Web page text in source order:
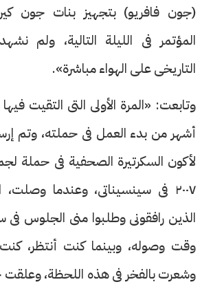
(جون فافريو) بتجهيز بنات جون
المؤتمر فى الليلة التالية، ولم
التاريخى على الهواء مباشرة».
وتابعت: «المرة الأولى التى التقيت
أشهر من بدء العمل فى حملته، وتم
لأكون السكرتيرة الصحفية فى حملة
٢٠٠٧ فى سينسيناتى، وعندما
الذين رافقونى وطلبوا منى الجلوس فى
وقت وصوله، وبينما كنت أنتظر،
وشعرت بالفخر فى هذه اللحظة،